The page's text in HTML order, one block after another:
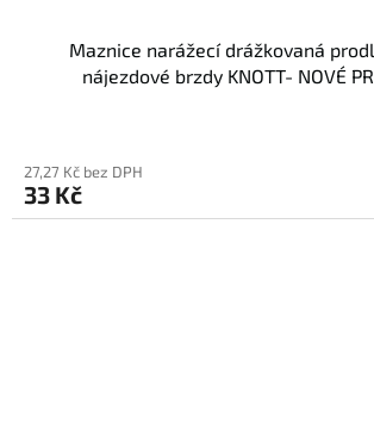
Maznice narážecí drážkovaná
nájezdové brzdy KNOTT- NOVÉ
27,27 Kč bez DPH
33 Kč